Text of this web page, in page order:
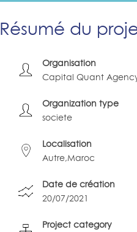
Résumé du
Organisation
Capital Quant
Organization type
societe
Localisation
Autre,Maroc
Date de création
20/07/2021
Project category